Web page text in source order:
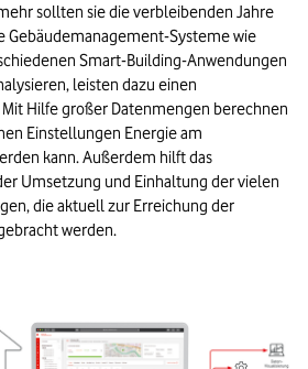
sollten sie die verbleibenden Jahre
Gebäudemanagement-Systeme wie
Smart-Building-Anwendungen
leisten dazu einen
Hilfe großer Datenmengen berechnen
Einstellungen Energie am
kann. Außerdem hilft das
Umsetzung und Einhaltung der vielen
die aktuell zur Erreichung der
werden.